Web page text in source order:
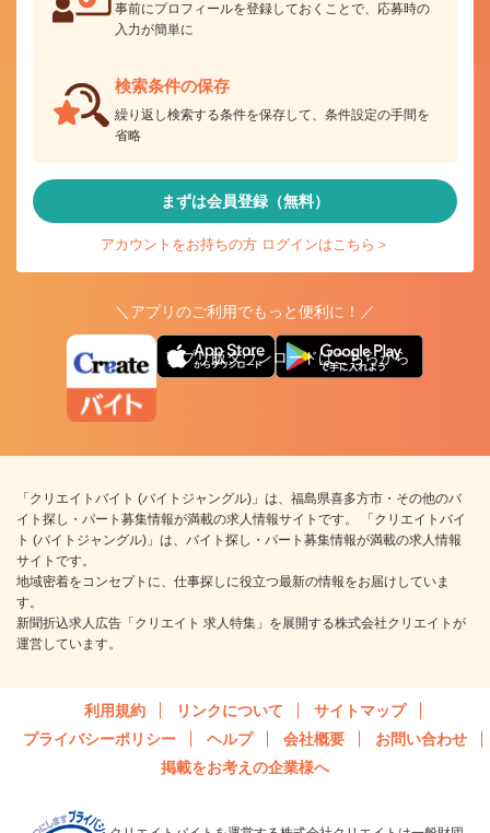
事前にプロフィールを登録しておくことで、応募時の
入力が簡単に
検索条件の保存
繰り返し検索する条件を保存して、条件設定の手間を
省略
まずは会員登録（無料）
アカウントをお持ちの方 ログインはこちら＞
＼アプリのご利用でもっと便利に！／
アプリ版ダウンロードはこちらから
「クリエイトバイト (バイトジャングル)」は、福島県喜多方市・その他のバ
イト探し・パート募集情報が満載の求人情報サイトです。 「クリエイトバイ
ト (バイトジャングル)」は、バイト探し・パート募集情報が満載の求人情報
サイトです。
地域密着をコンセプトに、仕事探しに役立つ最新の情報をお届けしていま
す。
新聞折込求人広告「クリエイト 求人特集」を展開する株式会社クリエイトが
運営しています。
利用規約 リンクについて
サイトマップ
プライバシーポリシー
ヘルプ 会社概要
お問い合わせ
掲載をお考えの企業様へ